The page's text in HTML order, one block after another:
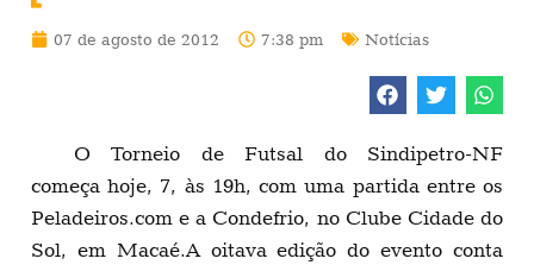
07 de agosto de 2012 7:38 pm Notícias
O Torneio de Futsal do Sindipetro-NF
começa hoje, 7, às 19h, com uma partida entre os
Peladeiros.com e a Condefrio, no Clube Cidade do
Sol, em Macaé.A oitava edição do evento conta